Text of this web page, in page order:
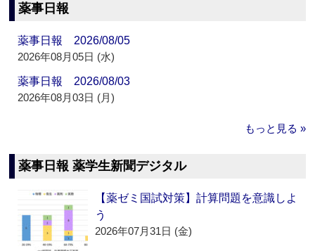
薬事日報
薬事日報 2026/08/05
2026年08月05日 (水)
薬事日報 2026/08/03
2026年08月03日 (月)
もっと見る »
薬事日報 薬学生新聞デジタル
【薬ゼミ国試対策】計算問題を意識しよ
う
2026年07月31日 (金)